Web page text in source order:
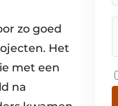
zo goed
Het
met een
na